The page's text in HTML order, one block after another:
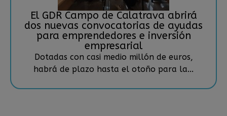
El GDR Campo de Calatrava abrirá
dos nuevas convocatorias de ayudas
para emprendedores e inversión
empresarial
Dotadas con casi medio millón de euros,
habrá de plazo hasta el otoño para la...